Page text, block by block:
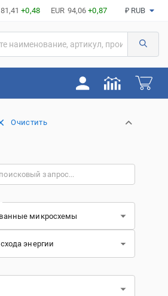
81,41 +0,48 EUR 94,06 +0,87 ₽ RUB
Очистить